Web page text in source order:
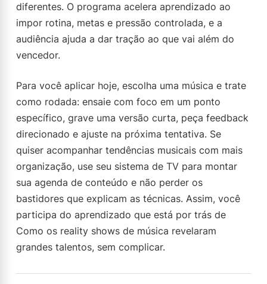
diferentes. O programa acelera aprendizado ao
impor rotina, metas e pressão controlada, e a
audiência ajuda a dar tração ao que vai além do
vencedor.
Para você aplicar hoje, escolha uma música e trate
como rodada: ensaie com foco em um ponto
específico, grave uma versão curta, peça feedback
direcionado e ajuste na próxima tentativa. Se
quiser acompanhar tendências musicais com mais
organização, use seu sistema de TV para montar
sua agenda de conteúdo e não perder os
bastidores que explicam as técnicas. Assim, você
participa do aprendizado que está por trás de
Como os reality shows de música revelaram
grandes talentos, sem complicar.